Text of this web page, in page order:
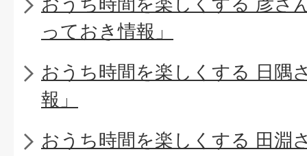
っておき情報」
おうち時間を楽しくする 日隅
報」
おうち時間を楽しくする 田淵